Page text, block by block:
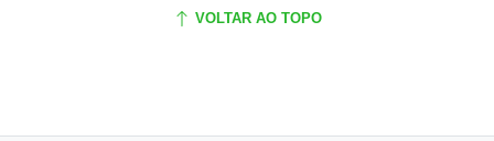
VOLTAR AO TOPO